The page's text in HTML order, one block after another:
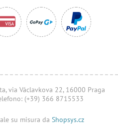
via Václavkova 22, 16000 Praga
(+39) 366 8715533
su misura da Shopsys.cz